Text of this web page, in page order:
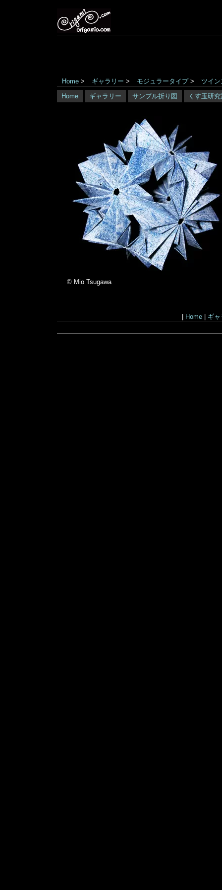
Home > ギャラリー > モジュラータイプ>
ツイ
Home
ギャラリー サンプル折り図 くす玉研究
© Mio Tsugawa
ギ
Home